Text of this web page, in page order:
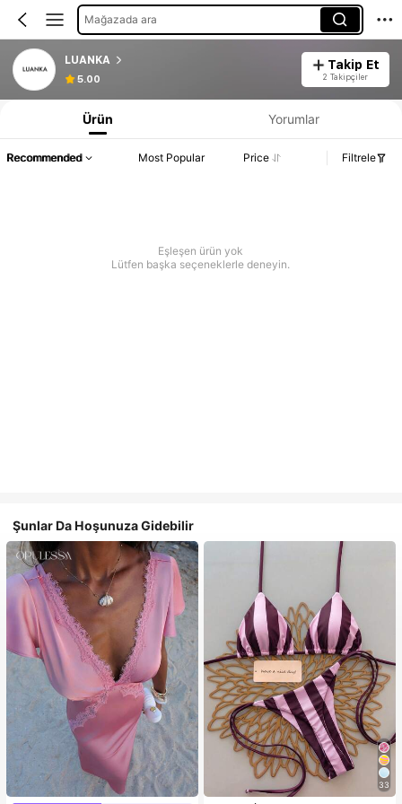
Mağazada ara
LUANKA
5.00
Takip Et
2 Takipçiler
Ürün Yorumlar
Recommended Most Popular Price Filtrele
Eşleşen ürün yok
Lütfen başka seçeneklerle deneyin.
Şunlar Da Hoşunuza Gidebilir
33